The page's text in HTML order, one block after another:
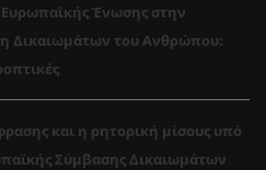
Ένωσης στην
Δικαιωμάτων του Ανθρώπου:
και η ρητορική μίσους υπό
Σύμβασης Δικαιωμάτων